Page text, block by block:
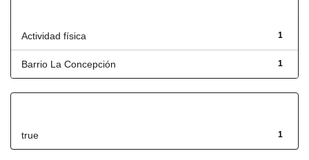
1
Actividad física
1
Barrio La Concepción
1
true